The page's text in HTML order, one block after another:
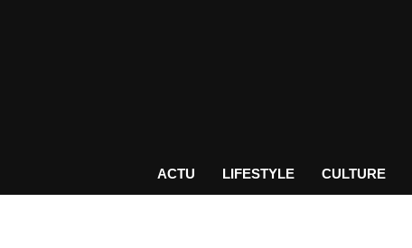
ACTU LIFESTYLE CULTURE